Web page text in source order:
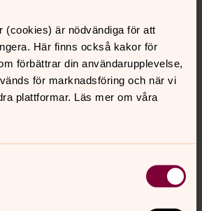
(cookies) är nödvändiga för att
Här finns också kakor för
förbättrar din användarupplevelse,
för marknadsföring och när vi
plattformar. Läs mer om våra